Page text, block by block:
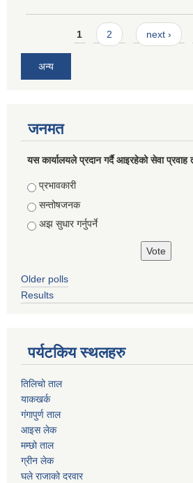
Pages1 2 next ›
अन्य
जनमत
यस कार्यालयले प्रदान गर्दै आइरहेको सेवा प्रवाह
Choices
प्रभावकारी
सन्तोषजनक
अझ सुधार गर्नुपर्ने
Older polls
Results
पर्यटकिय स्थलहरु
तिलिचो ताल
याकखर्क
गंगापुर्ण ताल
आइस लेक
मम्छो ताल
ग्रीन लेक
घले राजाको दरवार